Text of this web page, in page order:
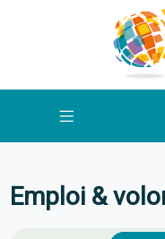
Emploi &